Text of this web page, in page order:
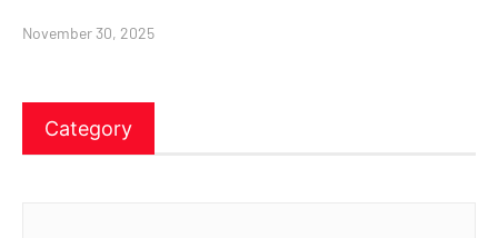
November 30, 2025
Category